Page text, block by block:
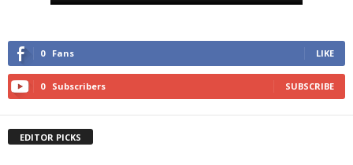
0 Fans LIKE
0 Subscribers SUBSCRIBE
EDITOR PICKS